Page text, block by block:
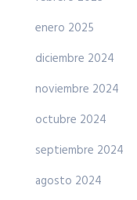
enero 2025
diciembre 2024
noviembre 2024
octubre 2024
septiembre 2024
agosto 2024